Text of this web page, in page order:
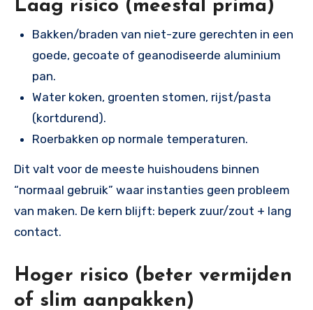
Laag risico (meestal prima)
Bakken/braden van niet-zure gerechten in een
goede, gecoate of geanodiseerde aluminium
pan.
Water koken, groenten stomen, rijst/pasta
(kortdurend).
Roerbakken op normale temperaturen.
Dit valt voor de meeste huishoudens binnen
“normaal gebruik” waar instanties geen probleem
van maken. De kern blijft: beperk zuur/zout + lang
contact.
Hoger risico (beter vermijden
of slim aanpakken)